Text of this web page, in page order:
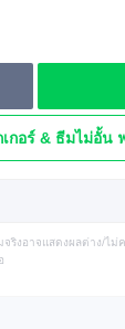
กอร์ & ธีมไม่อั้น
ริงอาจแสดงผลต่าง/ไม่